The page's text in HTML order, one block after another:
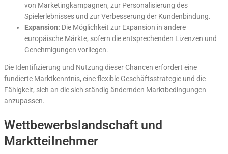
von Marketingkampagnen, zur Personalisierung des
Spielerlebnisses und zur Verbesserung der Kundenbindung.
Expansion: Die Möglichkeit zur Expansion in andere
europäische Märkte, sofern die entsprechenden Lizenzen und
Genehmigungen vorliegen.
Die Identifizierung und Nutzung dieser Chancen erfordert eine
fundierte Marktkenntnis, eine flexible Geschäftsstrategie und die
Fähigkeit, sich an die sich ständig ändernden Marktbedingungen
anzupassen.
Wettbewerbslandschaft und
Marktteilnehmer